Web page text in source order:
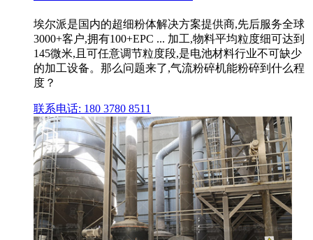
埃尔派是国内的超细粉体解决方案提供商,先后服务全球
3000+客户,拥有100+EPC ... 加工,物料平均粒度细可达到
145微米,且可任意调节粒度段,是电池材料行业不可缺少
的加工设备。那么问题来了,气流粉碎机能粉碎到什么程
度？
联系电话: 180 3780 8511